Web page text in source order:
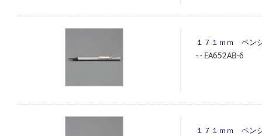
１７１ｍｍ ペン
‐‐ EA652AB-6
１７１ｍｍ ペン